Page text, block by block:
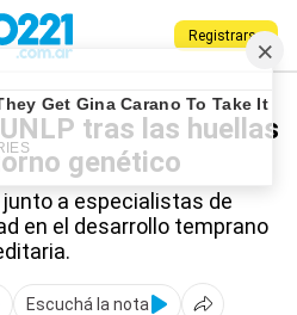
Registrarse
UNLP
tras las huellas
genético
a especialistas de
en el desarrollo temprano
Escuchá la nota